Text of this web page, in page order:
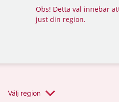
Obs! Detta val innebär
just din region.
Välj region